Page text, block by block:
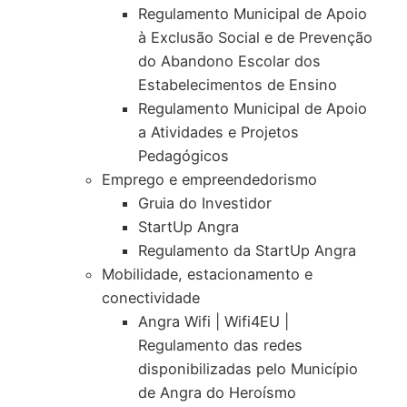
Regulamento Municipal de Apoio
à Exclusão Social e de Prevenção
do Abandono Escolar dos
Estabelecimentos de Ensino
Regulamento Municipal de Apoio
a Atividades e Projetos
Pedagógicos
Emprego e empreendedorismo
Gruia do Investidor
StartUp Angra
Regulamento da StartUp Angra
Mobilidade, estacionamento e
conectividade
Angra Wifi | Wifi4EU |
Regulamento das redes
disponibilizadas pelo Município
de Angra do Heroísmo